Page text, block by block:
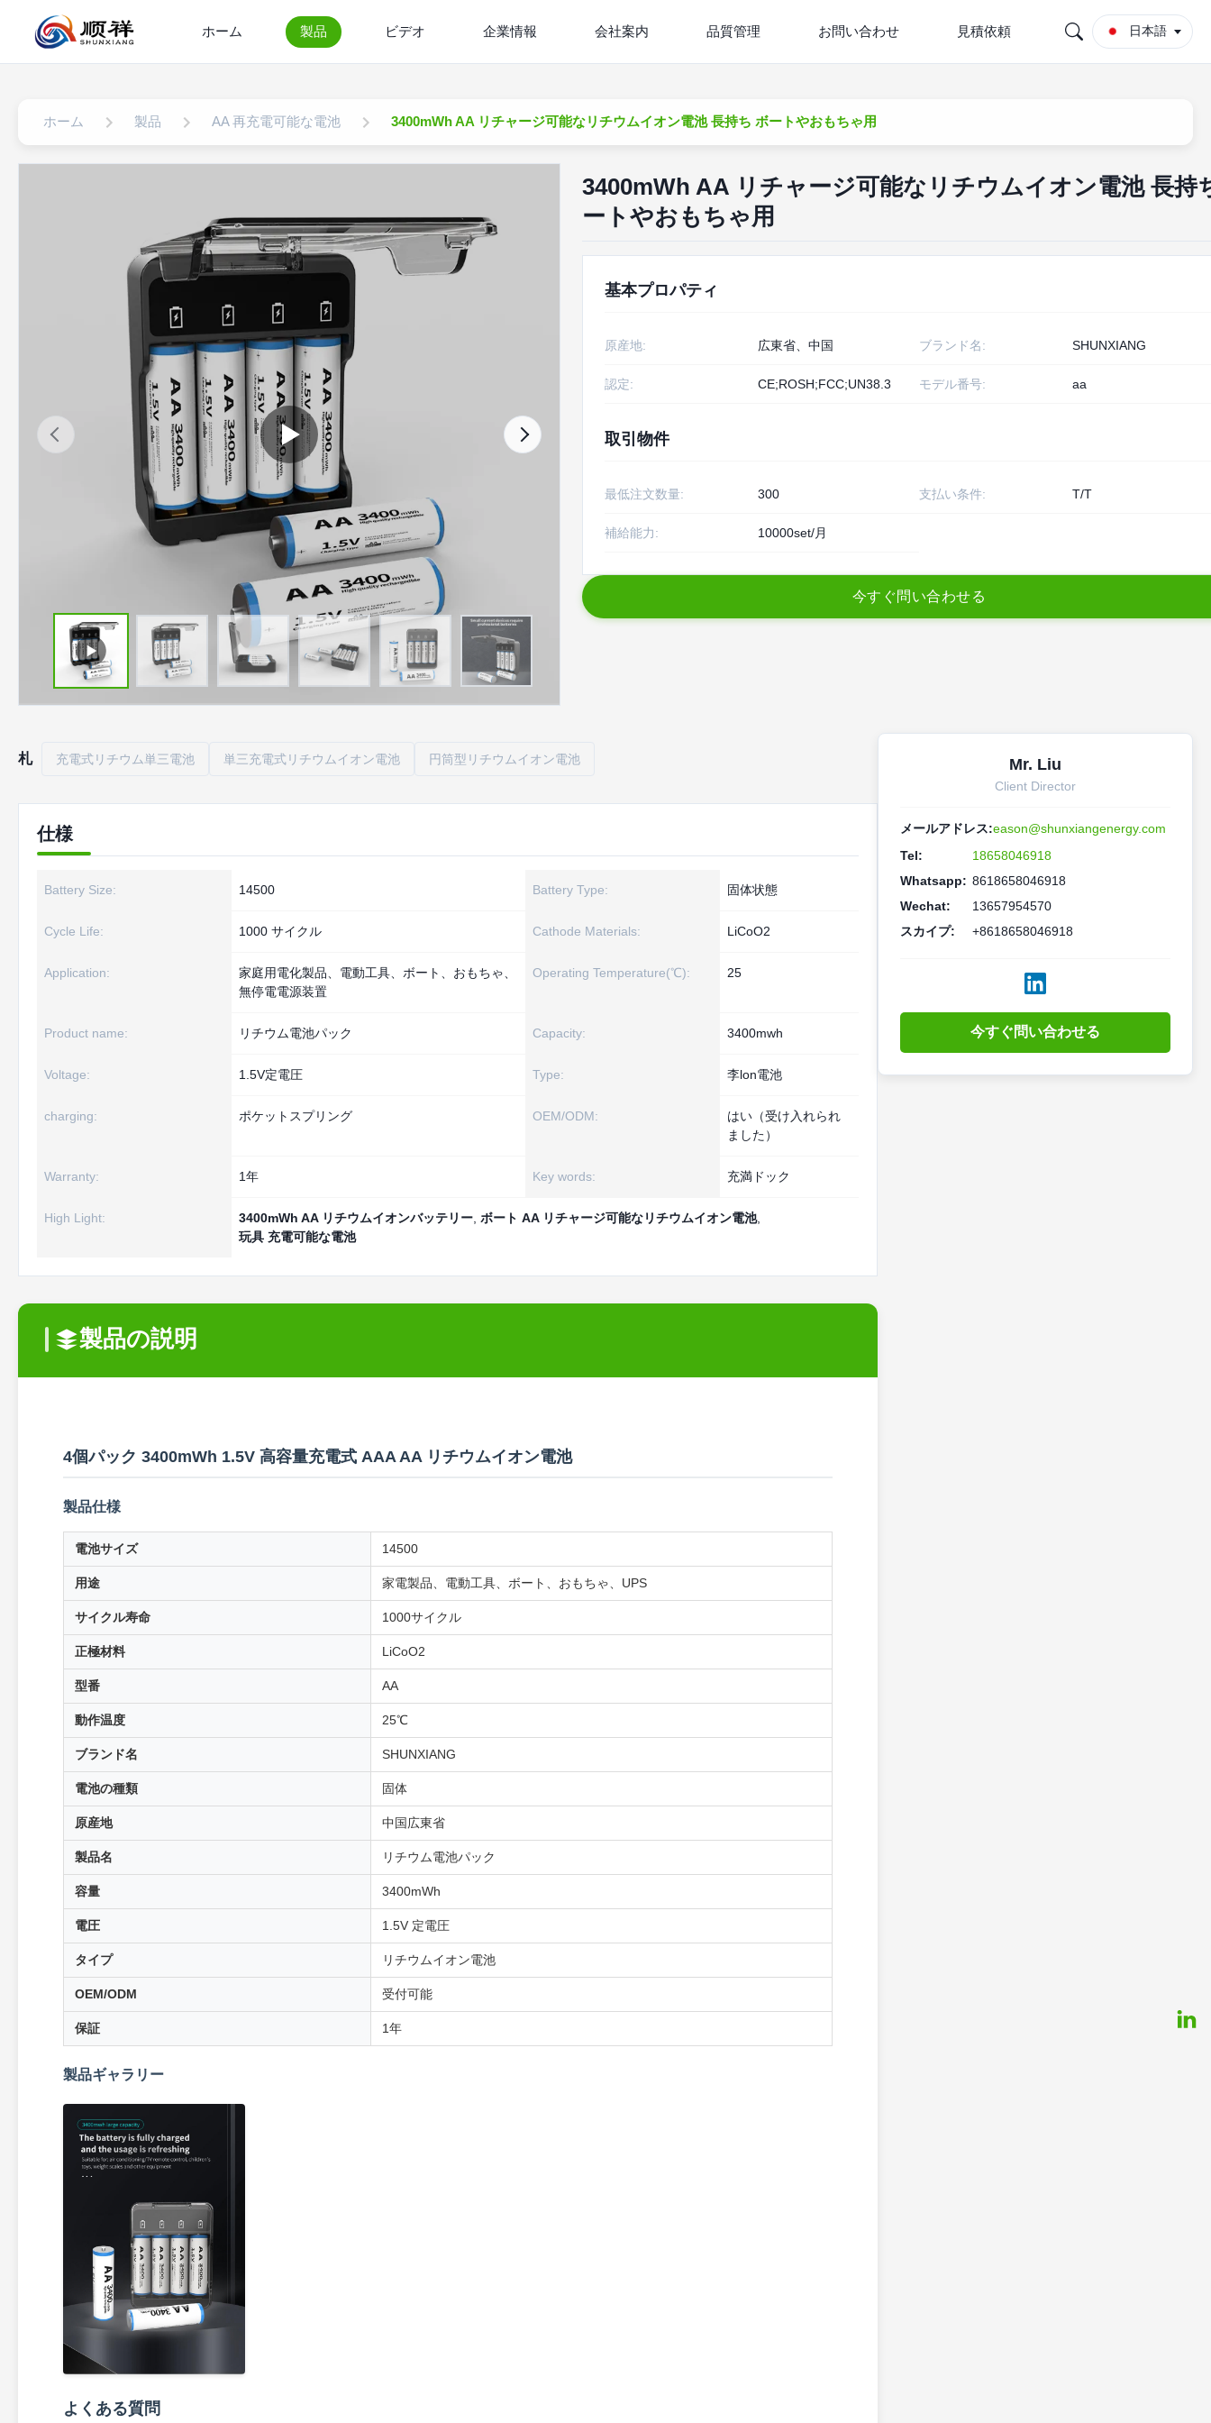
ホーム 製品 ビデオ 企業情報 会社案内 品質管理 お問い合わせ 見積依頼 日本語
ホーム 製品 AA 再充電可能な電池 3400mWh AA リチャージ可能なリチウムイオン電池 長持ち ボートやおもちゃ用
3400mWh AA リチャージ可能なリチウムイオン電池 長持
ートやおもちゃ用
基本プロパティ
原産地: 広東省、中国 ブランド名: SHUNXIANG
認定: CE;ROSH;FCC;UN38.3 モデル番号: aa
取引物件
最低注文数量: 300 支払い条件: T/T
補給能力: 10000set/月
今す ぐ問 い合わせる
札 充電式リチウム単三電池 単三充電式リチウムイオン電池 円筒型リチウムイオン電池
仕様
Battery Size: 14500 Battery Type: 固体状態
Cycle Life: 1000 サイクル Cathode Materials: LiCoO2
Application:
家庭用電化製品、電動工具、ボート、おもちゃ、
無停電電源装置
Operating Temperature(℃): 25
Product name: リチウム電池パック Capacity: 3400mwh
Voltage: 1.5V定電圧 Type: 李lon電池
charging: ポケットスプリング OEM/ODM:
はい（受け入れられ
ました）
Warranty: 1年 Key words: 充満ドック
High Light: 3400mWh AA リチウムイオンバッテリー ボート AA リチャージ可能なリチウムイオン電池,
玩具 充電可能な電池
製品の説明
4個パック 3400mWh 1.5V 高容量充電式 AAA AA リチウムイオン電池
製品仕様
電池サイズ 14500
用途 家電製品、電動工具、ボート、おもちゃ、UPS
サイクル寿命 1000サイクル
正極材料 LiCoO2
型番 AA
動作温度 25℃
ブランド名 SHUNXIANG
電池の種類 固体
原産地 中国広東省
製品名 リチウム電池パック
容量 3400mWh
電圧 1.5V 定電圧
タイプ リチウムイオン電池
OEM/ODM 受付可能
保証 1年
製品ギャラリー
よくある質問
Mr. Liu
Client Director
メールアドレス:eason@shunxiangenergy.com
Tel:
18658046918
Whatsapp: 8618658046918
Wechat:
13657954570
スカイプ:
+8618658046918
今すぐ問い合わせる